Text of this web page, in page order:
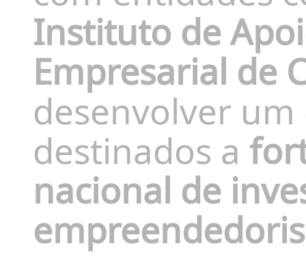
Instituto de
Empresarial de
desenvolver
destinados a
nacional de